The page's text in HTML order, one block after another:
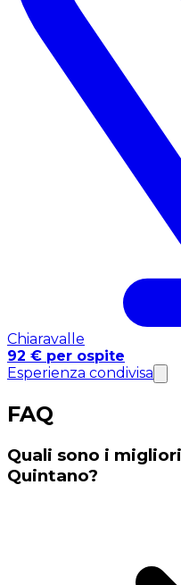
Chiaravalle
92 € per ospite
Esperienza condivisa
FAQ
Quali sono i
Quintano?